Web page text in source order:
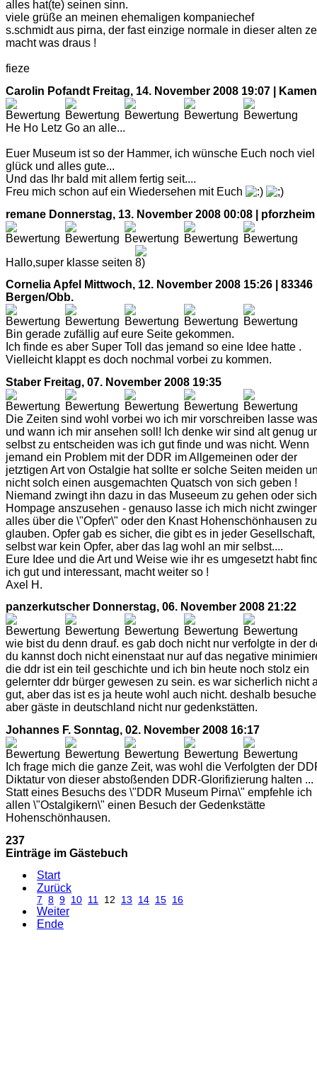
alles hat(te) seinen sinn.
viele grüße an meinen ehemaligen kompaniechef
s.schmidt aus pirna, der fast einzige normale in dieser alten
macht was draus !
fieze
Carolin Pofandt Freitag, 14. November 2008 19:07 |
He Ho Letz Go an alle...
Euer Museum ist so der Hammer, ich wünsche Euch noch viel
glück und alles gute...
Und das Ihr bald mit allem fertig seit....
Freu mich schon auf ein Wiedersehen mit Euch
remane Donnerstag, 13. November 2008 00:08 | pforzheim
Hallo,super klasse seiten
Cornelia Apfel
Mittwoch, 12. November 2008 15:26 | 83346
Bergen/Obb.
Bin gerade zufällig auf eure Seite gekommen.
Ich finde es aber Super Toll das jemand so eine Idee hatte .
Vielleicht klappt es doch nochmal vorbei zu kommen.
Staber Freitag, 07. November 2008 19:35
Die Zeiten sind wohl vorbei wo ich mir vorschreiben lasse was
und wann ich mir ansehen soll! Ich denke wir sind alt genug
selbst zu entscheiden was ich gut finde und was nicht. Wenn
jemand ein Problem mit der DDR im Allgemeinen oder der
jetztigen Art von Ostalgie hat sollte er solche Seiten meiden
nicht solch einen ausgemachten Quatsch von sich geben !
Niemand zwingt ihn dazu in das Museeum zu gehen oder
Hompage anszusehen - genauso lasse ich mich nicht
alles über die \"Opfer\" oder den Knast Hohenschönhausen zu
glauben. Opfer gab es sicher, die gibt es in jeder
selbst war kein Opfer, aber das lag wohl an mir selbst....
Eure Idee und die Art und Weise wie ihr es umgesetzt habt
ich gut und interessant, macht weiter so !
Axel H.
panzerkutscher Donnerstag, 06. November 2008 21:22
wie bist du denn drauf. es gab doch nicht nur verfolgte in der
du kannst doch nicht einenstaat nur auf das negative
die ddr ist ein teil geschichte und ich bin heute noch stolz ein
gelernter ddr bürger gewesen zu sein. es war sicherlich nicht
gut, aber das ist es ja heute wohl auch nicht. deshalb
aber gäste in deutschland nicht nur gedenkstätten.
Johannes F. Sonntag, 02. November 2008 16:17
Ich frage mich die ganze Zeit, was wohl die Verfolgten der
Diktatur von dieser abstoßenden DDR-Glorifizierung halten ...
Statt eines Besuchs des \"DDR Museum Pirna\" empfehle ich
allen \"Ostalgikern\" einen Besuch der Gedenkstätte
Hohenschönhausen.
237
Einträge im Gästebuch
Start
Zurück
7 8 9 10 11 12 13 14 15 16
Weiter
Ende